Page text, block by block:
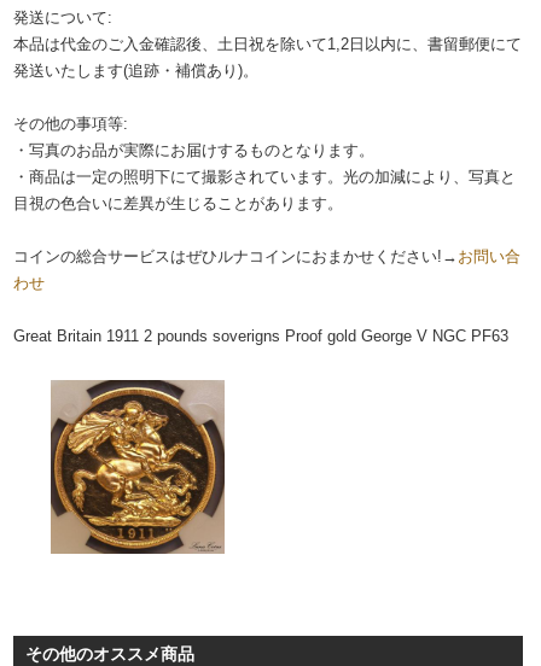
発送について:
本品は代金のご入金確認後、土日祝を除いて1,2日以内に、書留郵便にて
発送いたします(追跡・補償あり)。
その他の事項等:
・写真のお品が実際にお届けするものとなります。
・商品は一定の照明下にて撮影されています。光の加減により、写真と
目視の色合いに差異が生じることがあります。
コインの総合サービスはぜひルナコインにおまかせください!→ お問い合
わせ
Great Britain 1911 2 pounds soverigns Proof gold George V NGC PF63
その他のオススメ商品